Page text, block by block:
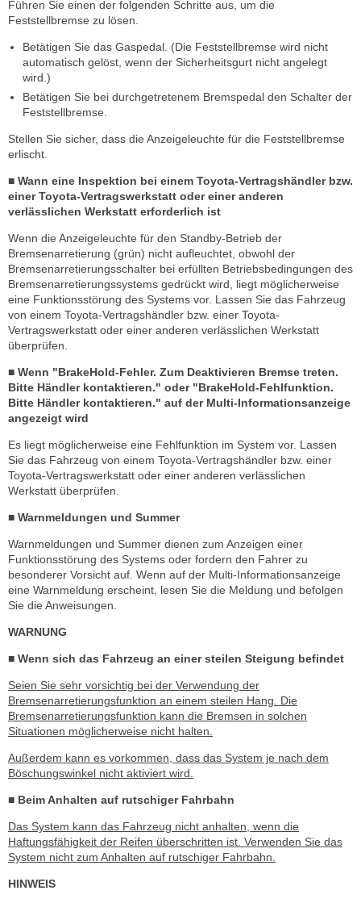
Führen Sie einen der folgenden Schritte aus, um die
Feststellbremse zu lösen.
Betätigen Sie das Gaspedal. (Die Feststellbremse wird nicht
automatisch gelöst, wenn der Sicherheitsgurt nicht angelegt
wird.)
Betätigen Sie bei durchgetretenem Bremspedal den Schalter der
Feststellbremse.
Stellen Sie sicher, dass die Anzeigeleuchte für die Feststellbremse
erlischt.
■ Wann eine Inspektion bei einem Toyota-Vertragshändler bzw.
einer Toyota-Vertragswerkstatt oder einer anderen
verlässlichen Werkstatt erforderlich ist
Wenn die Anzeigeleuchte für den Standby-Betrieb der
Bremsenarretierung (grün) nicht aufleuchtet, obwohl der
Bremsenarretierungsschalter bei erfüllten Betriebsbedingungen des
Bremsenarretierungssystems gedrückt wird, liegt möglicherweise
eine Funktionsstörung des Systems vor. Lassen Sie das Fahrzeug
von einem Toyota-Vertragshändler bzw. einer Toyota-
Vertragswerkstatt oder einer anderen verlässlichen Werkstatt
überprüfen.
■ Wenn "BrakeHold-Fehler. Zum Deaktivieren Bremse treten.
Bitte Händler kontaktieren." oder "BrakeHold-Fehlfunktion.
Bitte Händler kontaktieren." auf der Multi-Informationsanzeige
angezeigt wird
Es liegt möglicherweise eine Fehlfunktion im System vor. Lassen
Sie das Fahrzeug von einem Toyota-Vertragshändler bzw. einer
Toyota-Vertragswerkstatt oder einer anderen verlässlichen
Werkstatt überprüfen.
■ Warnmeldungen und Summer
Warnmeldungen und Summer dienen zum Anzeigen einer
Funktionsstörung des Systems oder fordern den Fahrer zu
besonderer Vorsicht auf. Wenn auf der Multi-Informationsanzeige
eine Warnmeldung erscheint, lesen Sie die Meldung und befolgen
Sie die Anweisungen.
WARNUNG
■ Wenn sich das Fahrzeug an einer steilen Steigung befindet
Seien Sie sehr vorsichtig bei der Verwendung der
Bremsenarretierungsfunktion an einem steilen Hang. Die
Bremsenarretierungsfunktion kann die Bremsen in solchen
Situationen möglicherweise nicht halten.
Außerdem kann es vorkommen, dass das System je nach dem
Böschungswinkel nicht aktiviert wird.
■ Beim Anhalten auf rutschiger Fahrbahn
Das System kann das Fahrzeug nicht anhalten, wenn die
Haftungsfähigkeit der Reifen überschritten ist. Verwenden Sie das
System nicht zum Anhalten auf rutschiger Fahrbahn.
HINWEIS